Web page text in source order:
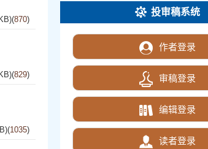
(870)
(829)
(1035)
投审稿系统
作者登录
审稿登录
编辑登录
读者登录